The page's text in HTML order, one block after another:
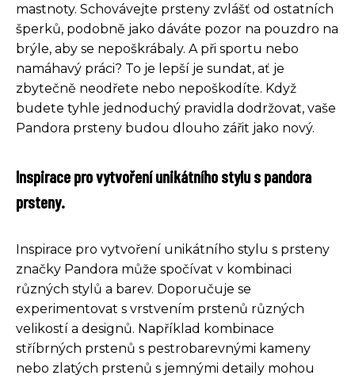
mastnoty. Schovávejte prsteny zvlášť od ostatních
šperků, podobně jako dáváte pozor na pouzdro na
brýle, aby se nepoškrábaly. A při sportu nebo
namáhavý práci? To je lepší je sundat, ať je
zbytečně neodřete nebo nepoškodíte. Když
budete tyhle jednoduchý pravidla dodržovat, vaše
Pandora prsteny budou dlouho zářit jako nový.
Inspirace pro vytvoření unikátního stylu s pandora
prsteny.
Inspirace pro vytvoření unikátního stylu s prsteny
značky Pandora může spočívat v kombinaci
různých stylů a barev. Doporučuje se
experimentovat s vrstvením prstenů různých
velikostí a designů. Například kombinace
stříbrných prstenů s pestrobarevnými kameny
nebo zlatých prstenů s jemnými detaily mohou